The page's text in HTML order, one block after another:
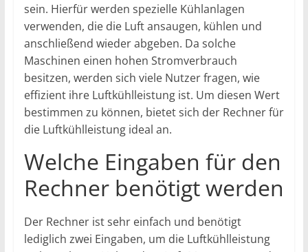
sein. Hierfür werden spezielle Kühlanlagen
verwenden, die die Luft ansaugen, kühlen und
anschließend wieder abgeben. Da solche
Maschinen einen hohen Stromverbrauch
besitzen, werden sich viele Nutzer fragen, wie
effizient ihre Luftkühlleistung ist. Um diesen Wert
bestimmen zu können, bietet sich der Rechner für
die Luftkühlleistung ideal an.
Welche Eingaben für den
Rechner benötigt werden
Der Rechner ist sehr einfach und benötigt
lediglich zwei Eingaben, um die Luftkühlleistung